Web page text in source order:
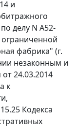
и
делу N А52-
фабрика" (г.
незаконным и
24.03.2014
к
Кодекса